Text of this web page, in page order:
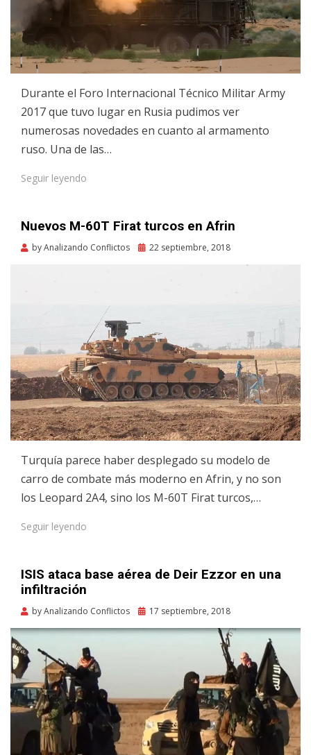
Durante el Foro Internacional Técnico Militar Army
2017 que tuvo lugar en Rusia pudimos ver
numerosas novedades en cuanto al armamento
ruso. Una de las…
Seguir leyendo
Nuevos M-60T Firat turcos en Afrin
byAnalizando Conflictos
Posted
22 septiembre, 2018
Turquía parece haber desplegado su modelo de
carro de combate más moderno en Afrin, y no son
los Leopard 2A4, sino los M-60T Firat turcos,…
Seguir leyendo
ISIS ataca base aérea de Deir Ezzor en una
infiltración
byAnalizando Conflictos
Posted
17 septiembre, 2018